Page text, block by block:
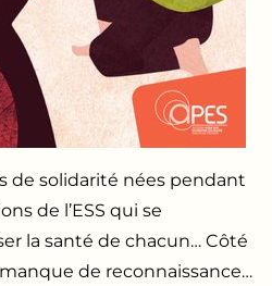
de solidarité nées pendant
de l’ESS qui se
la santé de chacun… Côté
de reconnaissance…